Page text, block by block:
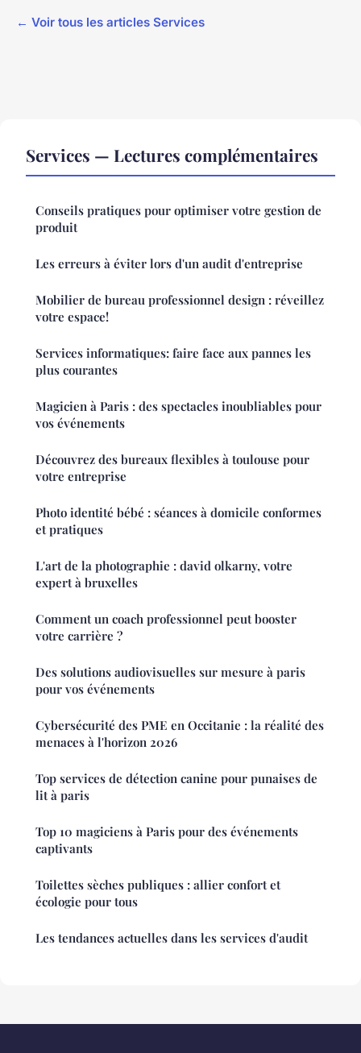
← Voir tous les articles Services
Services — Lectures complémentaires
Conseils pratiques pour optimiser votre gestion de
produit
Les erreurs à éviter lors d'un audit d'entreprise
Mobilier de bureau professionnel design : réveillez
votre espace!
Services informatiques: faire face aux pannes les
plus courantes
Magicien à Paris : des spectacles inoubliables pour
vos événements
Découvrez des bureaux flexibles à toulouse pour
votre entreprise
Photo identité bébé : séances à domicile conformes
et pratiques
L'art de la photographie : david olkarny, votre
expert à bruxelles
Comment un coach professionnel peut booster
votre carrière ?
Des solutions audiovisuelles sur mesure à paris
pour vos événements
Cybersécurité des PME en Occitanie : la réalité des
menaces à l'horizon 2026
Top services de détection canine pour punaises de
lit à paris
Top 10 magiciens à Paris pour des événements
captivants
Toilettes sèches publiques : allier confort et
écologie pour tous
Les tendances actuelles dans les services d'audit